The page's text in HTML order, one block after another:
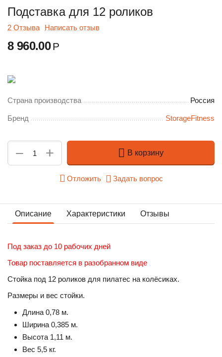
Подставка для 12 роликов
2 Отзыва Написать отзыв
8 960.00 Р
Страна производства Россия
Бренд StorageFitness
+
− В корзину
Отложить Задать вопрос
Описание Характеристики Отзывы
Под заказ до 10 рабочих дней
Товар поставляется в разобранном виде
Стойка под 12 роликов для пилатес на колёсиках.
Размеры и вес стойки.
Длина 0,78 м.
Ширина 0,385 м.
Высота 1,11 м.
Вес 5,5 кг.